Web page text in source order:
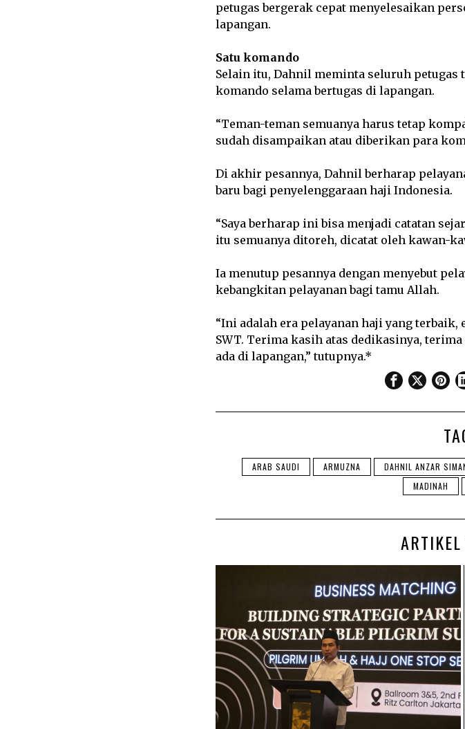
petugas bergerak cepat menyelesaikan
lapangan.
Satu komando
Selain itu, Dahnil meminta seluruh
komando selama bertugas di lapangan.
“Teman-teman semuanya harus tetap
sudah disampaikan atau diberikan para
Di akhir pesannya, Dahnil berharap
baru bagi penyelenggaraan haji Indonesia.
“Saya berharap ini bisa menjadi catatan
itu semuanya ditoreh, dicatat oleh kawan-
Ia menutup pesannya dengan menyebut
kebangkitan pelayanan bagi tamu Allah.
“Ini adalah era pelayanan haji yang
SWT. Terima kasih atas dedikasinya,
ada di lapangan,” tutupnya.*
ARAB SAUDI ARMUZNA DAHNIL ANZAR
MADINAH